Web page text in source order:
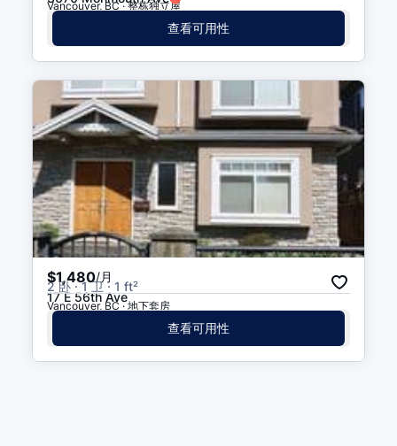
Vancouver, BC · 整栋独立屋
查看可用性
$1,480/月
2 卧 · 1 卫 · 1 ft²
17 E 56th Ave
Vancouver, BC · 地下套房
查看可用性